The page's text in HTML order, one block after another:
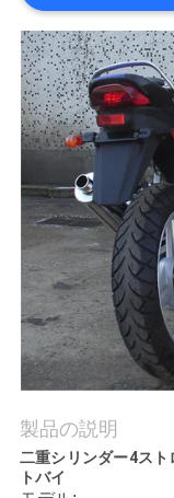
品
質
管
理
私
達
に
連
絡
し
製品の説明
二重シリンダー4ス
トバイ